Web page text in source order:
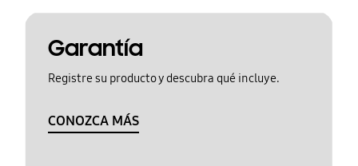
Garantía
Registre su producto y descubra qué incluye.
CONOZCA MÁS